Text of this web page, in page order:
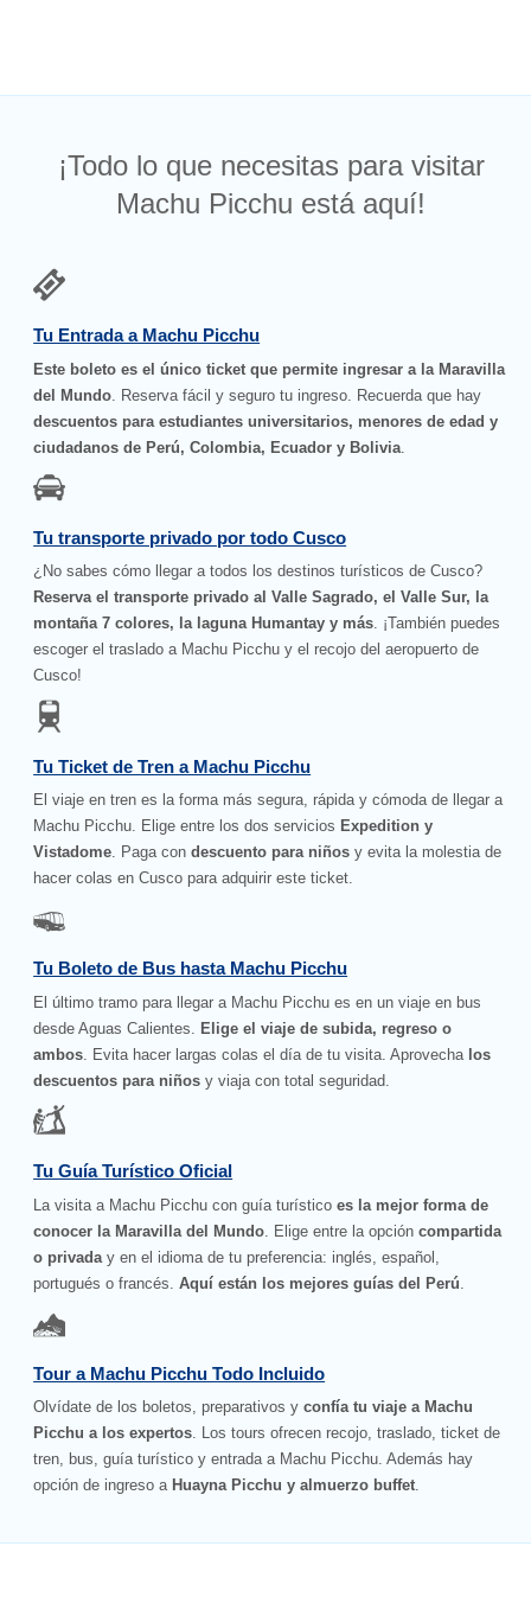
¡Todo lo que necesitas para visitar
Machu Picchu está aquí!
Tu Entrada a Machu Picchu
Este boleto es el único ticket que permite ingresar a la Maravilla
del Mundo . Reserva fácil y seguro tu ingreso. Recuerda que hay
descuentos para estudiantes universitarios, menores de edad y
ciudadanos de Perú, Colombia, Ecuador y Bolivia
Tu transporte privado por todo Cusco
¿No sabes cómo llegar a todos los destinos turísticos de Cusco?
Reserva el transporte privado al Valle Sagrado, el Valle Sur, la
montaña 7 colores, la laguna Humantay y más. ¡También puedes
escoger el traslado a Machu Picchu y el recojo del aeropuerto de
Cusco!
Tu Ticket de Tren a Machu Picchu
El viaje en tren es la forma más segura, rápida y cómoda de llegar a
Machu Picchu. Elige entre los dos servicios Expedition y
Vistadome. Paga condescuento para niños y evita la molestia de
hacer colas en Cusco para adquirir este ticket.
Tu Boleto de Bus hasta Machu Picchu
El último tramo para llegar a Machu Picchu es en un viaje en bus
desde Aguas Calientes.
Elige el viaje de subida, regreso o
ambos . Evita hacer largas colas el día de tu visita. Aprovecha los
descuentos para niños y viaja con total seguridad.
Tu Guía Turístico Oficial
La visita a Machu Picchu con guía turístico es la mejor forma de
conocer la Maravilla del Mundo . Elige entre la opcióncompartida
o privada y en el idioma de tu preferencia: inglés, español,
portugués o francés.Aquí están los mejores guías del Perú
Tour a Machu Picchu Todo Incluido
Olvídate de los boletos, preparativos yconfía tu viaje a Machu
Picchu a los expertos. Los tours ofrecen recojo, traslado, ticket de
tren, bus, guía turístico y entrada a Machu Picchu. Además hay
opción de ingreso a Huayna Picchu y almuerzo buffet.